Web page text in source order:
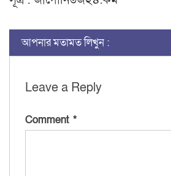
আপনার মতামত লিখুন :
Leave a Reply
Comment *